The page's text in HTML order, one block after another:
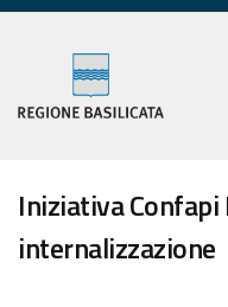
Iniziativa
internalizzazione